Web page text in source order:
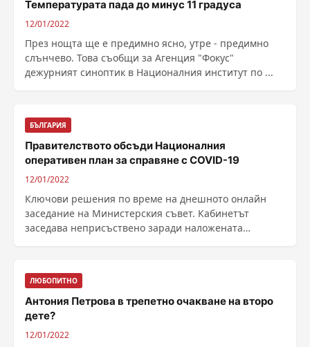
Температурата пада до минус 11 градуса
12/01/2022
През нощта ще е предимно ясно, утре - предимно
слънчево. Това съобщи за Агенция "Фокус"
дежурният синоптик в Националния институт по ...
БЪЛГАРИЯ
Правителството обсъди Националния
оперативен план за справяне с COVID-19
12/01/2022
Ключови решения по време на днешното онлайн
заседание на Министерския съвет. Кабинетът
заседава неприсъствено заради наложената
ЛЮБОПИТНО
Антония Петрова в трепетно очакване на второ
дете?
12/01/2022